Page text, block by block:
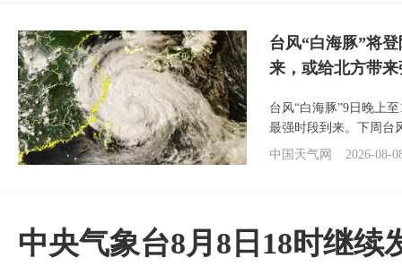
台风“白海豚”将
来，或给北方带
台风“白海豚”9日晚上
最强时段到来。下周台
中国天气网
2026-08-
中央气象台8月8日18时继续